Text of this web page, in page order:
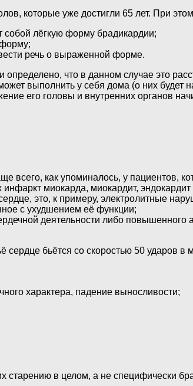
которые уже достигли 65 лет. При этом
собой лёгкую форму брадикардии;
речь о выраженной форме.
что в данном случае это
выполнить у себя дома (о них
его головы и внутренних органов
всего, как упоминалось, у пациентов,
миокарда, миокардит,
это, к примеру, электролитные
с ухудшением её функции;
деятельности либо повышенного
бьётся со скоростью 50 ударов в
характера, падение выносливости;
старению в целом, а не специфически